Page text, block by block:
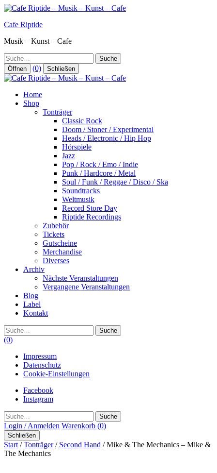
Zum
springen
Cafe Riptide
Musik – Kunst – Cafe
Suche
Öffnen (0) Schließen
Home
Shop
Tonträger
Classic Rock
Doom / Stoner / Experimental
Heads / Electronic / Hip Hop
Hörspiele
Jazz
Pop / Rock / Emo / Indie
Punk / Hardcore / Metal
Soul / Funk / Reggae / Disco / Ska
Soundtracks
Weltmusik
Record Store Day
Riptide Recordings
Zubehör
Tickets
Gutscheine
Merchandise
Diverses
Archiv
Nächste Veranstaltungen
Vergangene Veranstaltungen
Blog
Label
Kontakt
Suche
(0)
Impressum
Datenschutz
Cookie-Einstellungen
Facebook
Instagram
Suche
Login / Anmelden Warenkorb (0)
Schließen
Start /Tonträger/ Second Hand / Mike & The Mechanics – Mike &
The Mechanics